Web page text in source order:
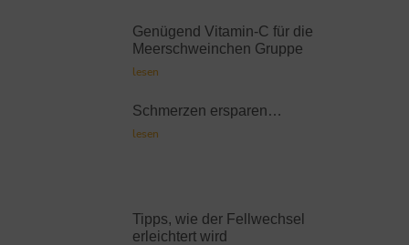
Genügend Vitamin-C für die
Meerschweinchen Gruppe
lesen
Schmerzen ersparen…
lesen
Tipps, wie der Fellwechsel
erleichtert wird